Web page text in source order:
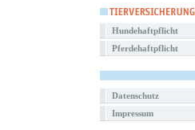
Hundehaftpflicht
Pferdehaftpflicht
Datenschutz
Impressum